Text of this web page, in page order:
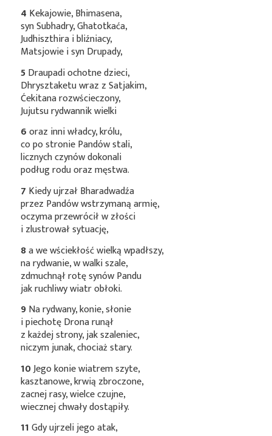
4 Kekajowie, Bhimasena,
syn Subhadry, Ghatotkaća,
Judhiszthira i bliźniacy,
Matsjowie i syn Drupady,
5Draupadi ochotne dzieci,
Dhrysztaketu wraz z Satjakim,
Ćekitana rozwścieczony,
Jujutsu rydwannik wielki
6oraz inni władcy, królu,
co po stronie Pandów stali,
licznych czynów dokonali
podług rodu oraz męstwa.
7 Kiedy ujrzał Bharadwadźa
przez Pandów wstrzymaną armię,
oczyma przewrócił w złości
i zlustrował sytuację,
8a we wściekłość wielką wpadłszy,
na rydwanie, w walki szale,
zdmuchnął rotę synów Pandu
jak ruchliwy wiatr obłoki.
9Na rydwany, konie, słonie
i piechotę Drona runął
z każdej strony, jak szaleniec,
niczym junak, chociaż stary.
10Jego konie wiatrem szyte,
kasztanowe, krwią zbroczone,
zacnej rasy, wielce czujne,
wiecznej chwały dostąpiły.
11Gdy ujrzeli jego atak,